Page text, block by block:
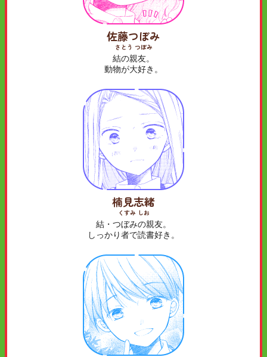
佐藤つぼみ
さとう つぼみ
結の親友。
動物が大好き。
楠見志緒
くすみ しお
結・つぼみの親友。
しっかり者で読書好き。